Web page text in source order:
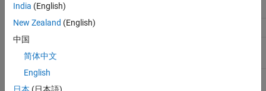
Traceability
Efficiency
Safety precaution
India (English)
New Zealand (English)
中国
简体中文
English